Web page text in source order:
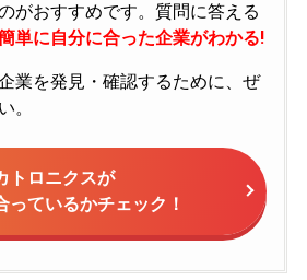
がおすすめです。質問に答える
単に自分に合った企業がわかる!
業を発見・確認するために、ぜ
。
トロニクスが
っているかチェック！